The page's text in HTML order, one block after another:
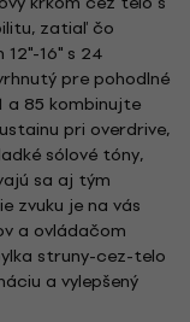
zatiaľ čo
16" s 24
pre pohodlné
a 85 kombinujte
pri overdrive,
sólové tóny,
sa aj tým
zvuku je na vás
a ovládačom
struny-cez-telo
a vylepšený